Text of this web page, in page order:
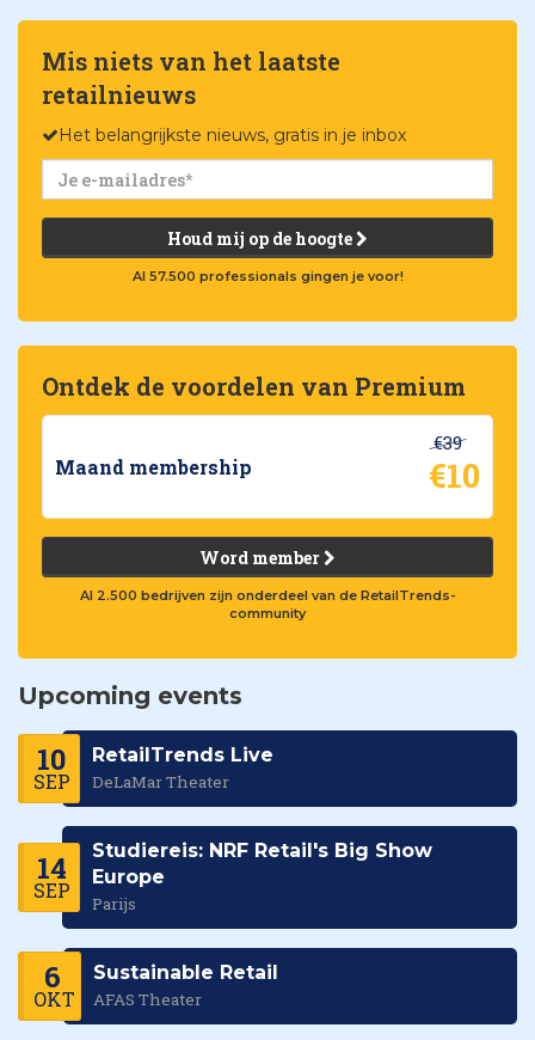
Mis niets van het laatste
retailnieuws
Het belangrijkste nieuws, gratis in je inbox
Houd mij op de hoogte
Al 57.500 professionals gingen je voor!
Ontdek de voordelen van Premium
Maand membership
€39
€10
Word member
Al 2.500 bedrijven zijn onderdeel van de RetailTrends-
community
Upcoming events
10
SEP
RetailTrends Live
DeLaMar Theater
14
SEP
Studiereis: NRF Retail's Big Show
Europe
Parijs
6
OKT
Sustainable Retail
AFAS Theater